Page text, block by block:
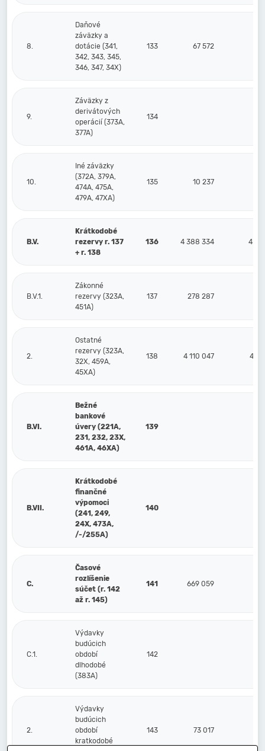
8.
Daňové
záväzky a
dotácie (341,
342, 343, 345,
346, 347, 34X)
133 67 572
9.
Záväzky z
derivátových
operácií (373A,
377A)
134
10.
Iné záväzky
(372A, 379A,
474A, 475A,
479A, 47XA)
135 10 237
B.V.
Krátkodobé
rezervy r. 137
+ r. 138
136 4 388 334 4
B.V.1.
Zákonné
rezervy (323A,
451A)
137 278 287
2.
Ostatné
rezervy (323A,
32X, 459A,
45XA)
138 4 110 047 4
B.VI.
Bežné
bankové
úvery (221A,
231, 232, 23X,
461A, 46XA)
139
B.VII.
Krátkodobé
finančné
výpomoci
(241, 249,
24X, 473A,
/-/255A)
140
C.
Časové
rozlíšenie
súčet (r. 142
až r. 145)
141 669 059
C.1.
Výdavky
budúcich
období
dlhodobé
(383A)
142
2.
Výdavky
budúcich
období
kratkodobé
143 73 017